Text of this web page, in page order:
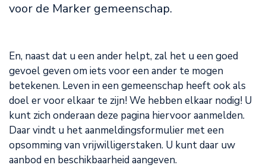
voor de Marker gemeenschap.
En, naast dat u een ander helpt, zal het u een goed
gevoel geven om iets voor een ander te mogen
betekenen. Leven in een gemeenschap heeft ook als
doel er voor elkaar te zijn! We hebben elkaar nodig! U
kunt zich onderaan deze pagina hiervoor aanmelden.
Daar vindt u het aanmeldingsformulier met een
opsomming van vrijwilligerstaken. U kunt daar uw
aanbod en beschikbaarheid aangeven.